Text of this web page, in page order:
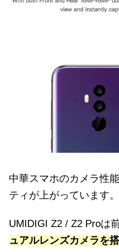
中華スマホのカメラ性
ティが上がっています。
UMIDIGI Z2 / Z2 Proは
ュアルレンズカメラを